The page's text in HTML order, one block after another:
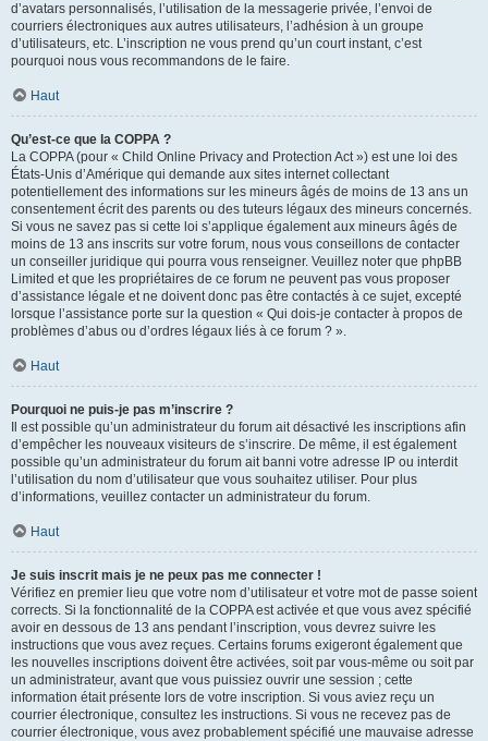
d’avatars personnalisés, l’utilisation de la messagerie privée, l’envoi de
courriers électroniques aux autres utilisateurs, l’adhésion à un groupe
d’utilisateurs, etc. L’inscription ne vous prend qu’un court instant, c’est
pourquoi nous vous recommandons de le faire.
Haut
Qu’est-ce que la COPPA ?
La COPPA (pour « Child Online Privacy and Protection Act ») est une loi des
États-Unis d’Amérique qui demande aux sites internet collectant
potentiellement des informations sur les mineurs âgés de moins de 13 ans un
consentement écrit des parents ou des tuteurs légaux des mineurs concernés.
Si vous ne savez pas si cette loi s’applique également aux mineurs âgés de
moins de 13 ans inscrits sur votre forum, nous vous conseillons de contacter
un conseiller juridique qui pourra vous renseigner. Veuillez noter que phpBB
Limited et que les propriétaires de ce forum ne peuvent pas vous proposer
d’assistance légale et ne doivent donc pas être contactés à ce sujet, excepté
lorsque l’assistance porte sur la question « Qui dois-je contacter à propos de
problèmes d’abus ou d’ordres légaux liés à ce forum ? ».
Haut
Pourquoi ne puis-je pas m’inscrire ?
Il est possible qu’un administrateur du forum ait désactivé les inscriptions afin
d’empêcher les nouveaux visiteurs de s’inscrire. De même, il est également
possible qu’un administrateur du forum ait banni votre adresse IP ou interdit
l’utilisation du nom d’utilisateur que vous souhaitez utiliser. Pour plus
d’informations, veuillez contacter un administrateur du forum.
Haut
Je suis inscrit mais je ne peux pas me connecter !
Vérifiez en premier lieu que votre nom d’utilisateur et votre mot de passe soient
corrects. Si la fonctionnalité de la COPPA est activée et que vous avez spécifié
avoir en dessous de 13 ans pendant l’inscription, vous devrez suivre les
instructions que vous avez reçues. Certains forums exigeront également que
les nouvelles inscriptions doivent être activées, soit par vous-même ou soit par
un administrateur, avant que vous puissiez ouvrir une session ; cette
information était présente lors de votre inscription. Si vous aviez reçu un
courrier électronique, consultez les instructions. Si vous ne recevez pas de
courrier électronique, vous avez probablement spécifié une mauvaise adresse